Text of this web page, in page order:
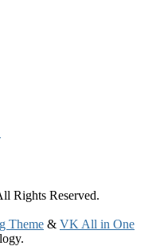
Rights Reserved.
Theme & VK All in One